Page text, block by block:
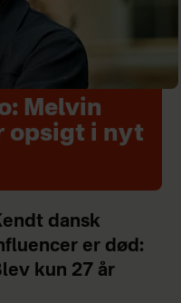
Melvin
opsigt i nyt
dansk
er død:
kun 27 år